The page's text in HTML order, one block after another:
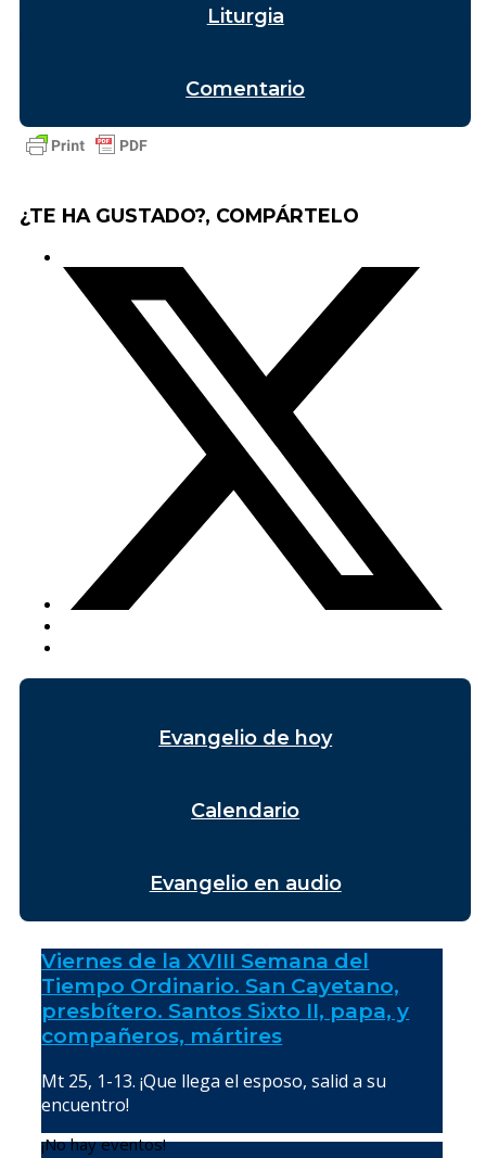
Liturgia
Comentario
¿TE HA GUSTADO?, COMPÁRTELO
Evangelio de hoy
Calendario
Evangelio en audio
Viernes de la XVIII Semana del
Tiempo Ordinario. San Cayetano,
presbítero. Santos Sixto II, papa, y
compañeros, mártires
Mt 25, 1-13. ¡Que llega el esposo, salid a su
encuentro!
¡No hay eventos!